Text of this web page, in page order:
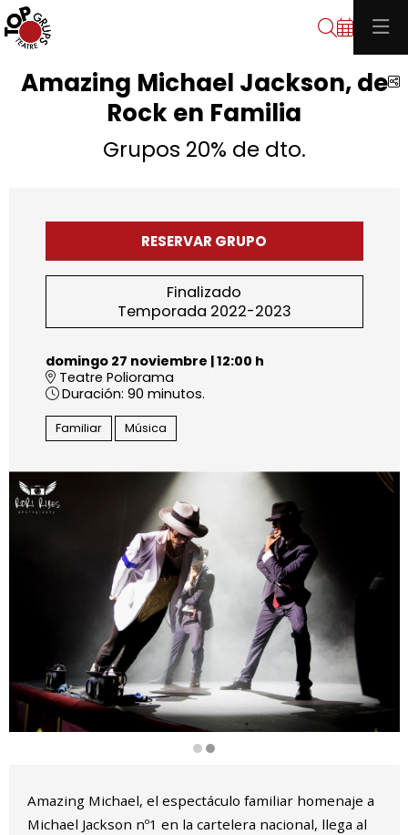
Buscar
Amazing Michael Jackson, de
Rock en Familia
Grupos 20% de dto.
RESERVAR GRUPO
Finalizado
Temporada 2022-2023
domingo 27 noviembre |12:00 h
Teatre Poliorama
Duración: 90 minutos.
Familiar Música
Amazing Michael, el espectáculo familiar homenaje a
Michael Jackson nº1 en la cartelera nacional, llega al